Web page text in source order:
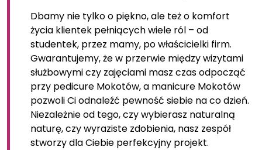
Dbamy nie tylko o piękno, ale też o komfort
życia klientek pełniących wiele ról – od
studentek, przez mamy, po właścicielki firm.
Gwarantujemy, że w przerwie między wizytami
służbowymi czy zajęciami masz czas odpocząć
przy pedicure Mokotów, a manicure Mokotów
pozwoli Ci odnaleźć pewność siebie na co dzień.
Niezależnie od tego, czy wybierasz naturalną
naturę, czy wyraziste zdobienia, nasz zespół
stworzy dla Ciebie perfekcyjny projekt.